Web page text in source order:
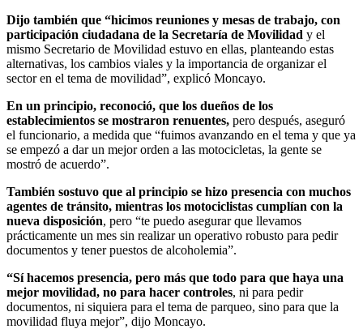
Dijo también que “hicimos reuniones y mesas de trabajo, con
participación ciudadana de la Secretaría de Movilidad y el
mismo Secretario de Movilidad estuvo en ellas, planteando estas
alternativas, los cambios viales y la importancia de organizar el
sector en el tema de movilidad”, explicó Moncayo.
En un principio, reconoció, que los dueños de los
establecimientos se mostraron renuentes, pero después, aseguró
el funcionario, a medida que “fuimos avanzando en el tema y que ya
se empezó a dar un mejor orden a las motocicletas, la gente se
mostró de acuerdo”.
También sostuvo que al principio se hizo presencia con muchos
agentes de tránsito, mientras los motociclistas cumplían con la
nueva disposición, pero “te puedo asegurar que llevamos
prácticamente un mes sin realizar un operativo robusto para pedir
documentos y tener puestos de alcoholemia”.
“Sí hacemos presencia, pero más que todo para que haya una
mejor movilidad, no para hacer controles, ni para pedir
documentos, ni siquiera para el tema de parqueo, sino para que la
movilidad fluya mejor”, dijo Moncayo.